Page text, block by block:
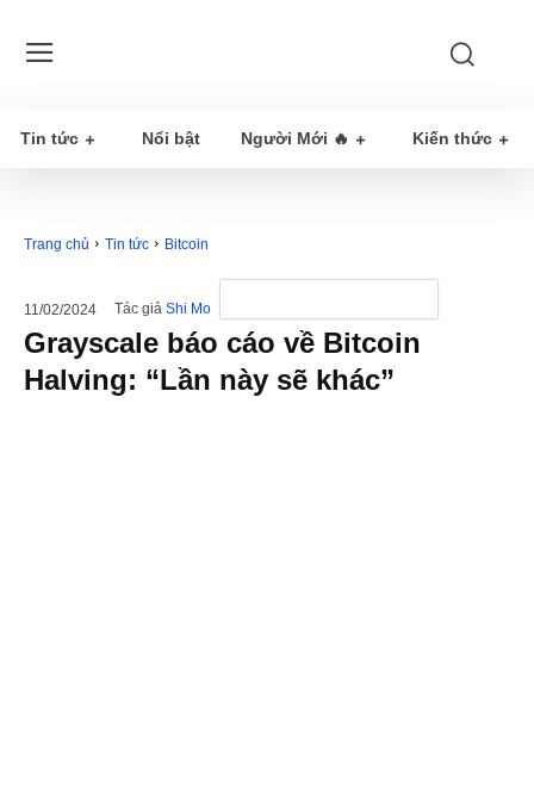
Tin tức Nổi bật Người Mới 🔥 Kiến thức
Trang chủ Tin tức Bitcoin
11/02/2024 Tác giả Shi Mo
Grayscale báo cáo về Bitcoin
Halving: “Lần này sẽ khác”